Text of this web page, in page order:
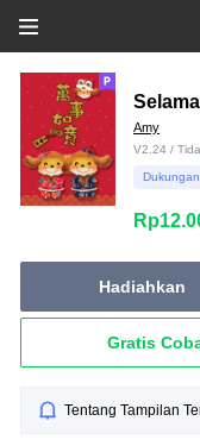
Amy
V2.24 /
Hadiahkan
Gratis
Tentang Tampilan